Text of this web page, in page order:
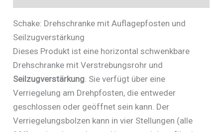
Schake: Drehschranke mit Auflagepfosten und
Seilzugverstärkung
Dieses Produkt ist eine horizontal schwenkbare
Drehschranke mit Verstrebungsrohr und
Seilzugverstärkung. Sie verfügt über eine
Verriegelung am Drehpfosten, die entweder
geschlossen oder geöffnet sein kann. Der
Verriegelungsbolzen kann in vier Stellungen (alle